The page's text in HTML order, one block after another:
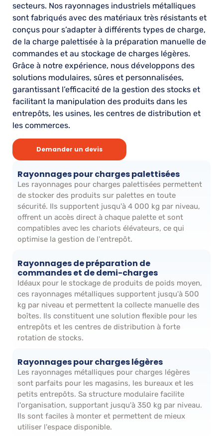
secteurs. Nos rayonnages industriels métalliques
sont fabriqués avec des matériaux très résistants et
conçus pour s’adapter à différents types de charge,
de la charge palettisée à la préparation manuelle de
commandes et au stockage de charges légères.
Grâce à notre expérience, nous développons des
solutions modulaires, sûres et personnalisées,
garantissant l’efficacité de la gestion des stocks et
facilitant la manipulation des produits dans les
entrepôts, les usines, les centres de distribution et
les commerces.
Demander un devis
Rayonnages pour charges palettisées
Les rayonnages pour charges palettisées permettent
de stocker des produits sur palettes en toute
sécurité. Ils supportent jusqu'à 4 000 kg par niveau,
offrent un accès direct à chaque palette et sont
compatibles avec les chariots élévateurs, ce qui
optimise la gestion de l'entrepôt.
Rayonnages de préparation de
commandes et de demi-charges
Idéaux pour le stockage de produits de poids moyen,
ces rayonnages métalliques supportent jusqu'à 500
kg par niveau et permettent la collecte manuelle des
boîtes. Ils constituent une solution flexible pour les
entrepôts et les centres de distribution à forte
rotation de stocks.
Rayonnages pour charges légères
Les rayonnages métalliques pour charges légères
sont parfaits pour les magasins, les bureaux et les
petits entrepôts. Sa structure modulaire facilite
l'organisation, supportant jusqu'à 350 kg par niveau.
Ils sont faciles à monter et permettent de mieux
utiliser l'espace disponible.